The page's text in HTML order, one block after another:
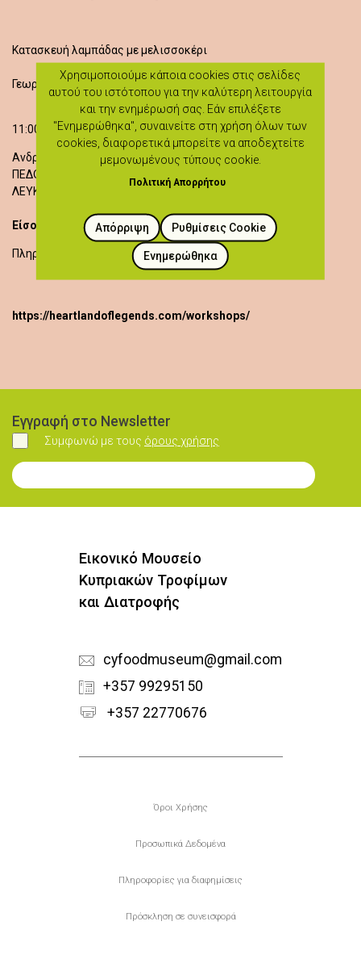
Κατασκευή λαμπάδας με μελισσοκέρι
Γεωργία Παπασωζόμενου
11:00 - 13:00
Ανδρέα Γεωργιάδη Κυπρολεώντα 6
ΠΕΔΟΥΛΑΣ
ΛΕΥΚΩΣΙΑ
Είσοδος δωρεάν
Πληροφορίες: 99036385
https://heartlandoflegends.com/workshops/
Εγγραφή στο Newsletter
Συμφωνώ
Συμφωνώ με τους όρους χρήσης
Εγγραφή στο Newsletter
Εικονικό Μουσείο
Κυπριακών Τροφίμων
και Διατροφής
cyfoodmuseum@gmail.com
+357 99295150
+357 22770676
Υποσέλιδο
Όροι Χρήσης
Προσωπικά Δεδομένα
Πληροφορίες για διαφημίσεις
Πρόσκληση σε συνεισφορά
Χρησιμοποιούμε κάποια cookies στις σελίδες
αυτού του ιστότοπου για την καλύτερη λειτουργία
και την ενημέρωσή σας. Εάν επιλέξετε
"Ενημερώθηκα", συναινείτε στη χρήση όλων των
cookies, διαφορετικά μπορείτε να αποδεχτείτε
μεμονωμένους τύπους cookie.
Πολιτική Απορρήτου
Ρυθμίσεις Cookie
Απόρριψη
Ενημερώθηκα